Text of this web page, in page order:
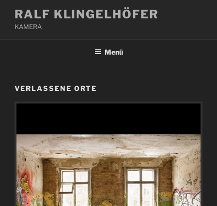
Inhalt
springen
RALF KLINGELHÖFER
KAMERA
Menü
VERLASSENE ORTE